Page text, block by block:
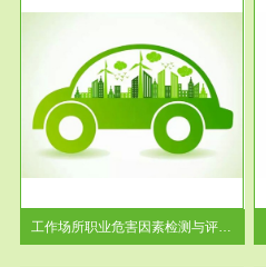
工作场所职业危害因素检测与评价...
服务范围
工作场所职业危害现状评价
【现状评价意义】：具体因素---
-通过质谱分析等多种手段明确
工作场...